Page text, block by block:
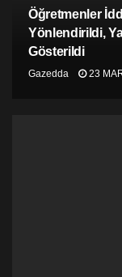
Öğretmenler
Yönlendirildi,
Gösterildi
Gazedda 23